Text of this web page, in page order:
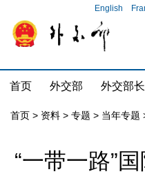
English
首页 外交部 外交部长
首页 > 资料 > 专题 > 当年专题
“一带一路”